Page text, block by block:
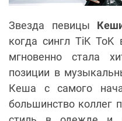
Звезда певицы
когда сингл TiK
мгновенно стала
позиции в
Кеша с самого
большинство коллег